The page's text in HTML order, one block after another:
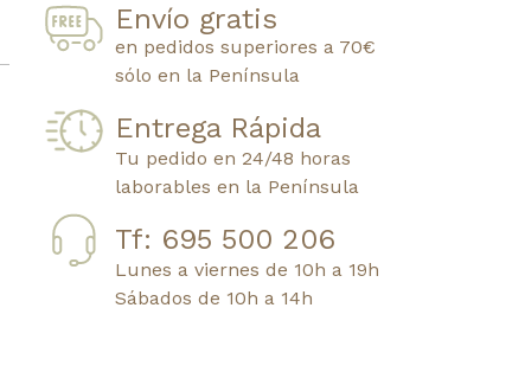
Envío gratis
en pedidos superiores a 70€
sólo en la Península
Entrega Rápida
Tu pedido en 24/48 horas
laborables en la Península
Tf: 695 500 206
Lunes a viernes de 10h a 19h
Sábados de 10h a 14h